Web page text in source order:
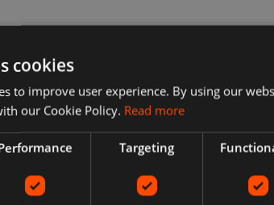
cookies
to improve user experience. By using our
our Cookie Policy. Read more
Targeting